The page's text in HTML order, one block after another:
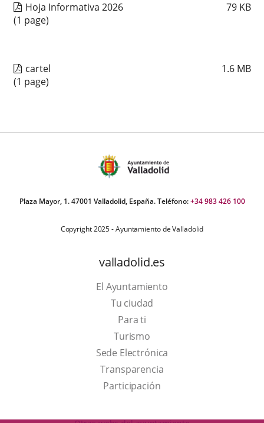
Hoja Informativa 2026 79 KB
(1 page)
cartel 1.6 MB
(1 page)
Plaza Mayor, 1. 47001 Valladolid, España. Teléfono:+34 983 426 100
Copyright 2025 - Ayuntamiento de Valladolid
valladolid.es
El Ayuntamiento
Tu ciudad
Para ti
TurismoThis
link
will
open
a
Sede Electrónica
Transparencia
Participación